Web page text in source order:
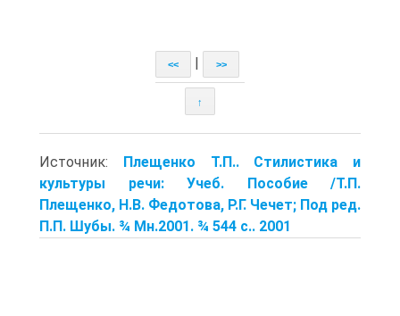
<< >>
↑
Источник: Плещенко Т.П.. Стилистика и
культуры речи: Учеб. Пособие /Т.П.
Плещенко, Н.В. Федотова, Р.Г. Чечет; Под ред.
П.П. Шубы. ¾ Мн.2001. ¾ 544 с.. 2001